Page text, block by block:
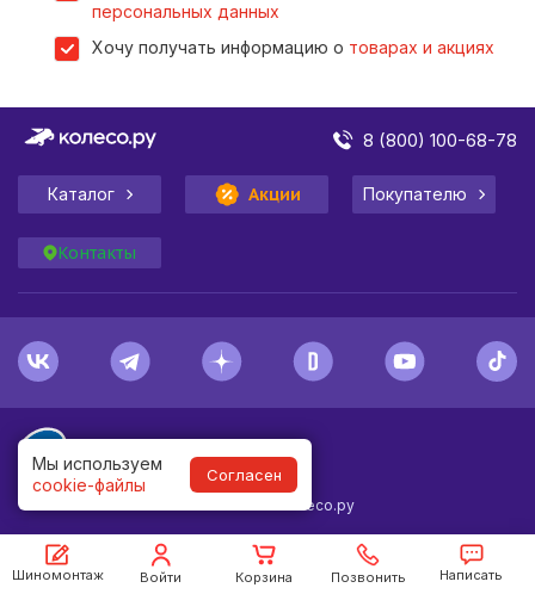
Мы используем
cookie-файлы
Согласен
персональных данных
Хочу получать информацию о товарах и акциях
Шиномонтаж Войти Корзина Позвонить Написать
8 (800) 100-68-78
Каталог Акции Покупателю
Контакты
© Колесо.ру